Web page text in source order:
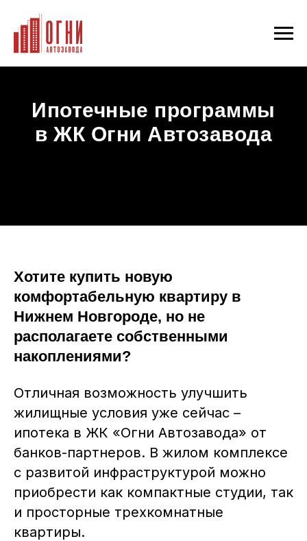
Ипотечные программы
в ЖК Огни Автозавода
Хотите купить новую
комфортабельную квартиру в
Нижнем Новгороде, но не
располагаете собственными
накоплениями?
Отличная возможность улучшить
жилищные условия уже сейчас –
ипотека в ЖК «Огни Автозавода» от
банков-партнеров. В жилом комплексе
с развитой инфраструктурой можно
приобрести как компактные студии, так
и просторные трехкомнатные
квартиры.